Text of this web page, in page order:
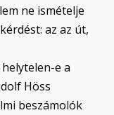
ne ismételje
az az út,
e a
Höss
beszámolók